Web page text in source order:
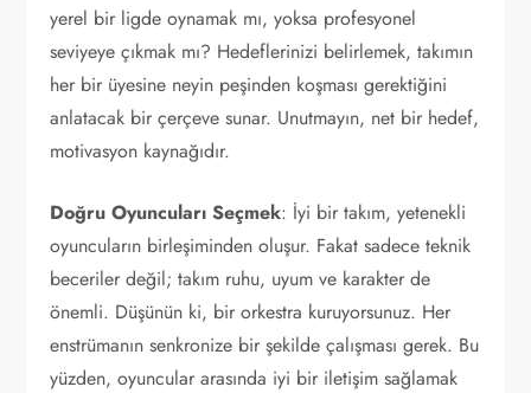
yerel bir ligde oynamak mı, yoksa profesyonel
seviyeye çıkmak mı? Hedeflerinizi belirlemek, takımın
her bir üyesine neyin peşinden koşması gerektiğini
anlatacak bir çerçeve sunar. Unutmayın, net bir hedef,
motivasyon kaynağıdır.
Doğru Oyuncuları Seçmek: İyi bir takım, yetenekli
oyuncuların birleşiminden oluşur. Fakat sadece teknik
beceriler değil; takım ruhu, uyum ve karakter de
önemli. Düşünün ki, bir orkestra kuruyorsunuz. Her
enstrümanın senkronize bir şekilde çalışması gerek. Bu
yüzden, oyuncular arasında iyi bir iletişim sağlamak